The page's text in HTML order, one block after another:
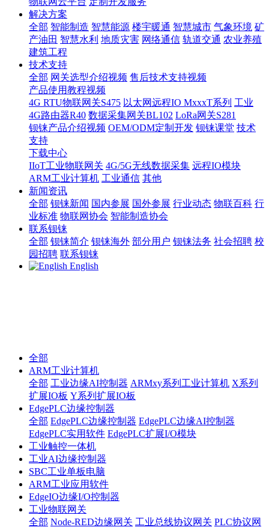
解决方案
全部 智能制造 智慧能源 楼宇暖通 智慧城市 气象环境 矿
产油田 智慧水利 地质灾害 网络通信 轨道交通 农业养殖
建筑工程
技术支持
全部 网关选型介绍视频 售后技术支持视频
产品使用教程视频
4G RTU物联网关S475 以太网远程IO MxxxT系列 工业
4G路由器R40 数据采集网关BL102 LoRa网关S281
钡铼产品介绍视频 OEM/ODM定制开发 钡铼课堂 技术
支持
下载中心
IIoT工业物联网关 4G/5G无线数据采集 远程IO模块
ARM工业计算机 工业通信 其他
新闻资讯
全部 钡铼新闻 国内参展 国外参展 行业动态 物联百科 行
业标准 物联网协会 智能制造协会
联系钡铼
全部 钡铼简介 钡铼海外 部分用户 钡铼法务 社会招聘 校
园招聘 联系钡铼
English
全部
ARM工业计算机
全部 工业边缘AI控制器 ARMxy系列工业计算机 X系列
扩展IO板 Y系列扩展IO板
EdgePLC边缘控制器
全部 EdgePLC边缘控制器 EdgePLC边缘AI控制器
EdgePLC实用软件 EdgePLC扩展I/O模块
工业触控一体机
工业AI边缘控制器
SBC工业单板电脑
ARM工业应用软件
EdgeIO边缘I/O控制器
工业物联网关
全部 Node-RED边缘网关 工业总线协议网关 PLC协议网